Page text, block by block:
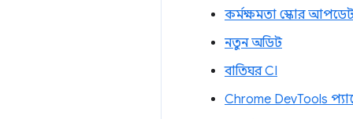
কর্মক্ষমতা স্কোর
নতুন অডিট
বাতিঘর CI
Chrome DevTools